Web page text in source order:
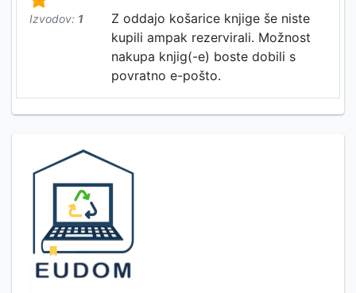
Izvodov: 1
Z oddajo košarice knjige še niste
kupili ampak rezervirali. Možnost
nakupa knjig(-e) boste dobili s
povratno e-pošto.